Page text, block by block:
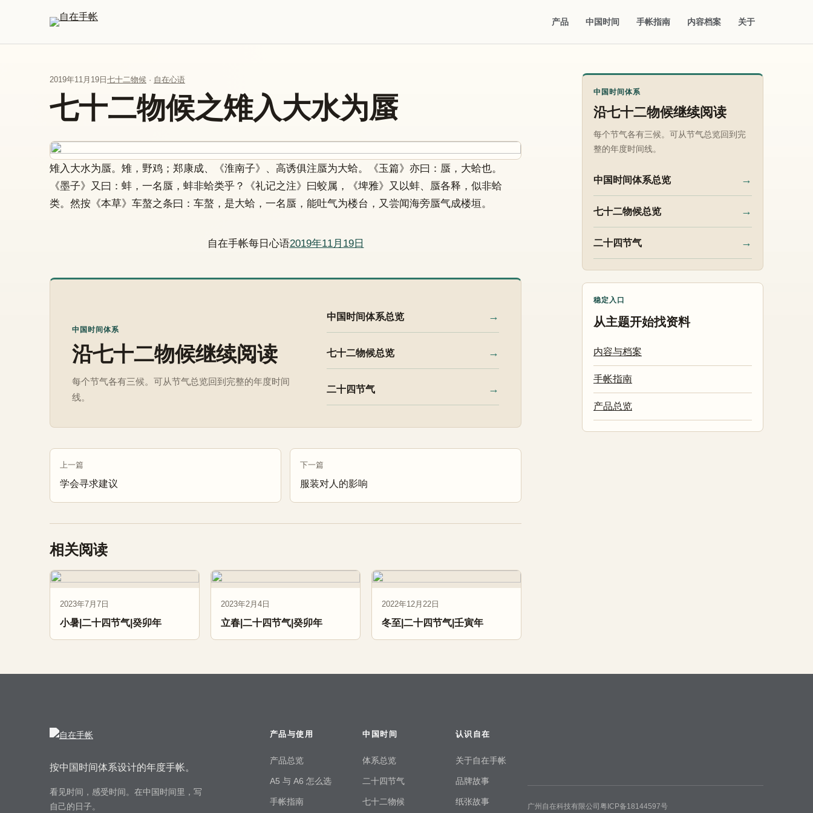
产品 中国时间 手帐指南 内容档案 关于
2019年11月19日 七十二物候 · 自在心语
七十二物候之雉入大水为蜃
雉入大水为蜃。雉，野鸡；郑康成、《淮南子》、高诱俱注蜃为大蛤。《玉篇》亦曰：蜃，大蛤也。
《墨子》又曰：蚌，一名蜃，蚌非蛤类乎？《礼记之注》曰蛟属，《埤雅》又以蚌、蜃各释，似非蛤
类。然按《本草》车螯之条曰：车螯，是大蛤，一名蜃，能吐气为楼台，又尝闻海旁蜃气成楼垣。
自在手帐每日心语2019年11月19日
中国时间体系
沿七十二物候继续阅读
每个节气各有三候。可从节气总览回到完整的年度时间
线。
中国时间体系总览 →
七十二物候总览 →
二十四节气 →
上一篇
学会寻求建议
下一篇
服装对人的影响
相关阅读
2023年7月7日
小暑|二十四节气|癸卯年
2023年2月4日
立春|二十四节气|癸卯年
2022年12月22日
冬至|二十四节气|壬寅年
中国时间体系
沿七十二物候继续阅读
每个节气各有三候。可从节气总览回到完
整的年度时间线。
中国时间体系总览 →
七十二物候总览 →
二十四节气 →
稳定入口
从主题开始找资料
内容与档案
手帐指南
产品总览
按中国时间体系设计的年度手帐。
看见时间，感受时间。在中国时间里，写
自己的日子。
产品与使用
产品总览
A5 与 A6 怎么选
手帐指南
中国时间
体系总览
二十四节气
七十二物候
认识自在
关于自在手帐
品牌故事
纸张故事 广州自在科技有限公司粤ICP备18144597号